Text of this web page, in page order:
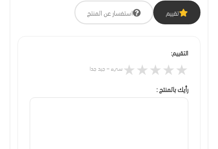
تقييم استفسار عن المنتج
التقييم:
★★★★★ سيء – جيد جدا
رأيك بالمنتج :